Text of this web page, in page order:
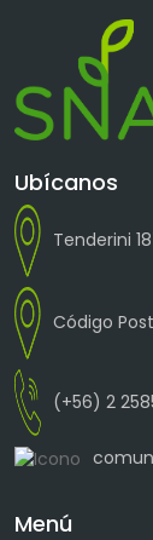
Ubícanos
Tenderini
Código
(+56) 2
Menú